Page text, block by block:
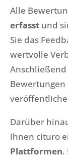
Alle
erfasst und
Sie das
wertvolle
Bewertungen
Darüber
Ihnen cituro
Plattformen.